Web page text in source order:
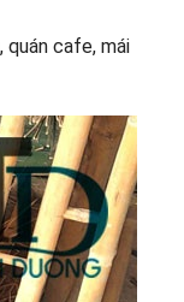
cafe, mái